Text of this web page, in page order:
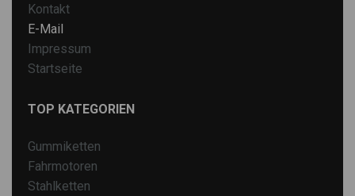
Kontakt
E-Mail
Impressum
Startseite
TOP KATEGORIEN
Gummiketten
Fahrmotoren
Stahlketten